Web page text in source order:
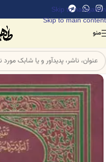
Skip to navigation
Skip to main content
منو